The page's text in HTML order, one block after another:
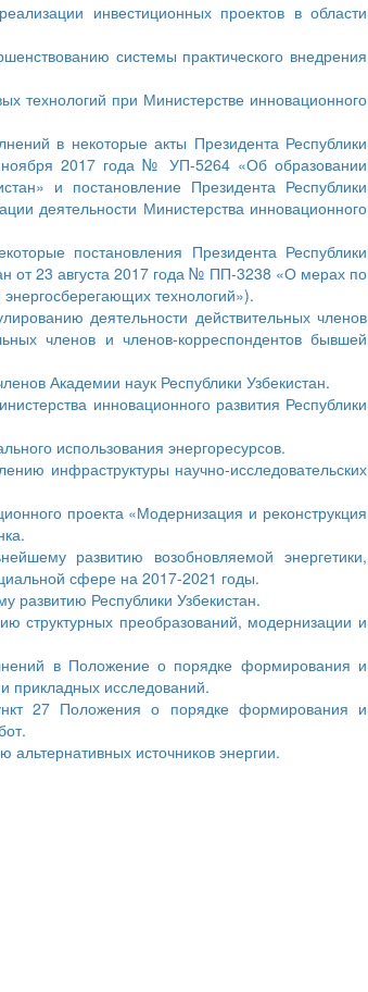
инвестиционных проектов в области
системы практического внедрения
при Министерстве инновационного
в некоторые акты Президента Республики
ноября 2017 года № УП-5264 «Об образовании
и постановление Президента Республики
деятельности Министерства инновационного
постановления Президента Республики
от 23 августа 2017 года № ПП-3238 «О мерах по
технологий»).
деятельности действительных членов
членов и членов-корреспондентов бывшей
Академии наук Республики Узбекистан.
инновационного развития Республики
использования энергоресурсов.
инфраструктуры научно-исследовательских
проекта «Модернизация и реконструкция
развитию возобновляемой энергетики,
сфере на 2017-2021 годы.
развитию Республики Узбекистан.
преобразований, модернизации и
в Положение о порядке формирования и
прикладных исследований.
27 Положения о порядке формирования и
источников энергии.